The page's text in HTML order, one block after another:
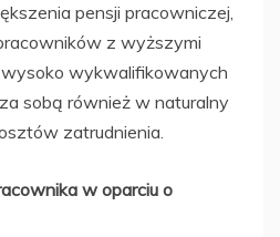
pensji pracowniczej,
z wyższymi
wysoko wykwalifikowanych
sobą również w naturalny
zatrudnienia.
w oparciu o